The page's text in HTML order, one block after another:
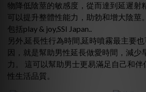
價格
(HK$)
~
物降低陰莖的敏感度，從而達到延遲射
可以提升整體性能力，助勃和增大陰莖
包括play & joy,SSI Japan..
另外,延長性行為時間,延時噴霧最主要
因，就是幫助男性延長做愛時間，減少
力。 這可以幫助男士更易滿足自己和伴
性生活品質。